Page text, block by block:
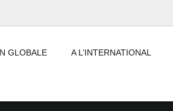
GLOBALE A L’INTERNATIONAL